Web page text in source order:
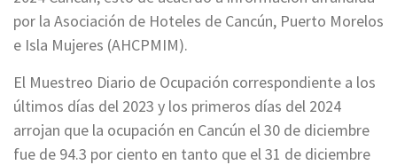
por la Asociación de Hoteles de Cancún, Puerto Morelos
e Isla Mujeres (AHCPMIM).
El Muestreo Diario de Ocupación correspondiente a los
últimos días del 2023 y los primeros días del 2024
arrojan que la ocupación en Cancún el 30 de diciembre
fue de 94.3 por ciento en tanto que el 31 de diciembre